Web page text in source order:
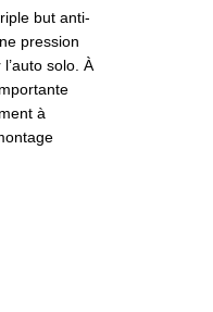
but anti-
pression
solo. À
à